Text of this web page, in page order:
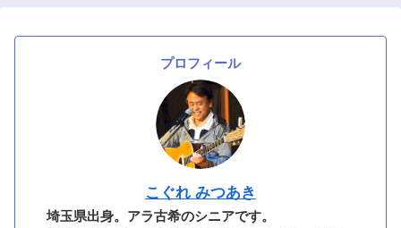
プロフィール
こぐれ みつあき
埼玉県出身。アラ古希のシニアです。